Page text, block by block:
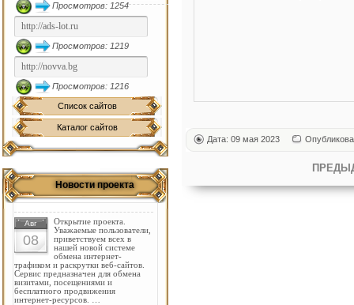
Просмотров: 1254
Просмотров: 1219
Просмотров: 1216
Список сайтов
Каталог сайтов
Новости проекта
Авг
08
Открытие проекта.
Уважаемые пользователи,
приветствуем всех в
нашей новой системе
обмена интернет-
трафиком и раскрутки веб-сайтов.
Сервис предназначен для обмена
визитами, посещениями и
бесплатного продвижения
интернет-ресурсов. …
Дата: 09 мая 2023